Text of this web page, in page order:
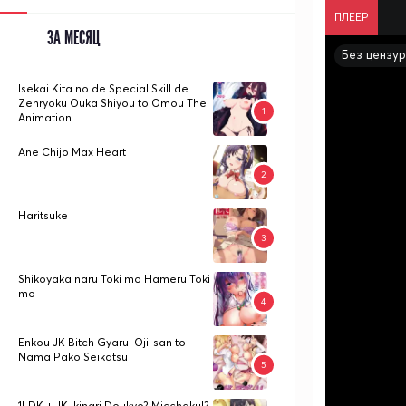
ПЛЕЕР
Без
ЗА МЕСЯЦ
Isekai Kita no de Special Skill de
Zenryoku Ouka Shiyou to Omou The
Animation
Ane Chijo Max Heart
Haritsuke
Shikoyaka naru Toki mo Hameru Toki
mo
Enkou JK Bitch Gyaru: Oji-san to
Nama Pako Seikatsu